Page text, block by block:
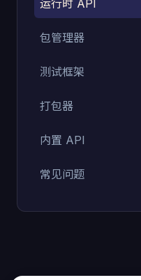
运行时 API
包管理器
测试框架
打包器
内置 API
常见问题